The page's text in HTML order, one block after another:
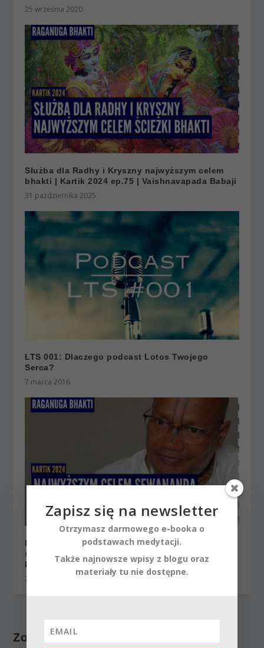
25 września 2020
Służba dla Radhy i Kryszny najwyższym celem
bhakti | Kartik 2024 ep.75 | Vaishnavapada Babaji
31 października 2025
LTS 001: Dlaczego podcast Lotos Twojego
Serca?
7 marca 2016
Najwyższym celem sewananda radość płynąca ze
służenia | Kartik 2024 ep.69 | Vaishnavapada
Babaji
22 października 2025
Zostaw odpowiedź
Zapisz się na newsletter
Otrzymasz darmowego e-booka o
podstawach medytacji.
Także najnowsze wpisy z blogu oraz
materiały tu nie dostępne.